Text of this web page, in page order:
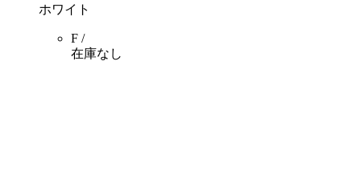
ホワイト
F /
在庫なし